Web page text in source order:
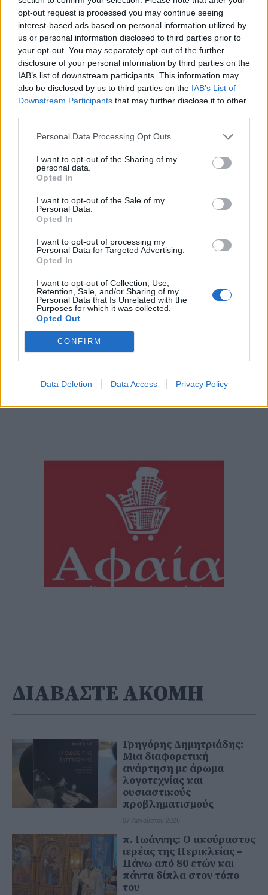
opt-out request is processed you may continue seeing
interest-based ads based on personal information utilized by
us or personal information disclosed to third parties prior to
your opt-out. You may separately opt-out of the further
disclosure of your personal information by third parties on the
IAB’s list of downstream participants. This information may
also be disclosed by us to third parties on the IAB’s List of
Downstream Participants that may further disclose it to other
Personal Data Processing Opt Outs
I want to opt-out of the Sharing of my
personal data.
Opted In
I want to opt-out of the Sale of my
Personal Data.
Opted In
I want to opt-out of processing my
Personal Data for Targeted Advertising.
Opted In
I want to opt-out of Collection, Use,
Retention, Sale, and/or Sharing of my
Personal Data that Is Unrelated with the
Purposes for which it was collected.
Opted Out
CONFIRM
Data Deletion Data Access Privacy Policy
ΔΙΑΒΑΣΤΕ ΑΚΟΜΗ
Γρηγόρης Δημητριάδης:
Μια διαφορετική
ανάρτηση με άρωμα
λογοτεχνίας και
ουσιαστικούς
προβληματισμούς
07 Αυγούστου 2026
π. Ιωάννης: Ο ακούραστος
ιερέας της Περικλείας –
Πάνω από 80 ετών και
πάντα δίπλα στον τόπο
του